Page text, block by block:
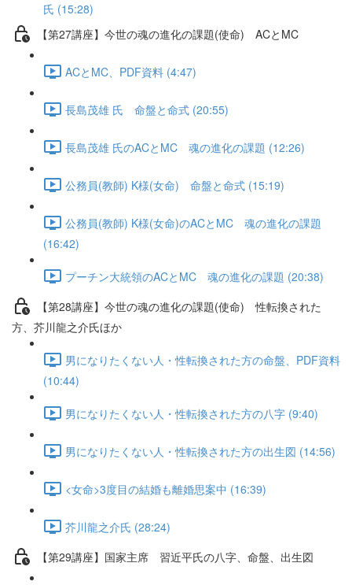
氏 (15:28)
【第27講座】今世の魂の進化の課題(使命) ACとMC
ACとMC、PDF資料 (4:47)
長島茂雄 氏 命盤と命式 (20:55)
長島茂雄 氏のACとMC 魂の進化の課題 (12:26)
公務員(教師) K様(女命) 命盤と命式 (15:19)
公務員(教師) K様(女命)のACとMC 魂の進化の課題
(16:42)
プーチン大統領のACとMC 魂の進化の課題 (20:38)
【第28講座】今世の魂の進化の課題(使命) 性転換された
方、芥川龍之介氏ほか
男になりたくない人・性転換された方の命盤、PDF資料
(10:44)
男になりたくない人・性転換された方の八字 (9:40)
男になりたくない人・性転換された方の出生図 (14:56)
<女命>3度目の結婚も離婚思案中 (16:39)
芥川龍之介氏 (28:24)
【第29講座】国家主席 習近平氏の八字、命盤、出生図